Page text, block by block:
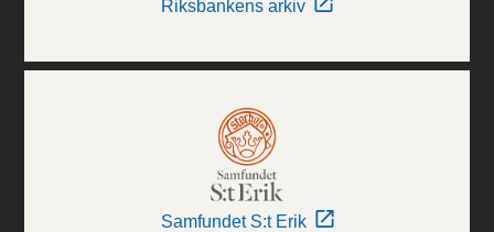
Riksbankens arkiv
Samfundet S:t Erik